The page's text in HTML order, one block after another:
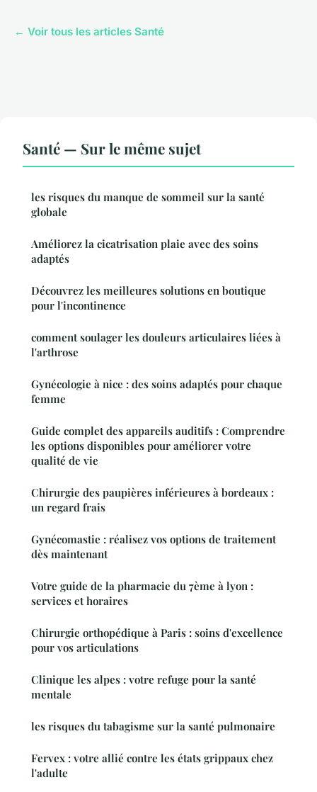
← Voir tous les articles Santé
Santé — Sur le même sujet
les risques du manque de sommeil sur la santé
globale
Améliorez la cicatrisation plaie avec des soins
adaptés
Découvrez les meilleures solutions en boutique
pour l'incontinence
comment soulager les douleurs articulaires liées à
l'arthrose
Gynécologie à nice : des soins adaptés pour chaque
femme
Guide complet des appareils auditifs : Comprendre
les options disponibles pour améliorer votre
qualité de vie
Chirurgie des paupières inférieures à bordeaux :
un regard frais
Gynécomastie : réalisez vos options de traitement
dès maintenant
Votre guide de la pharmacie du 7ème à lyon :
services et horaires
Chirurgie orthopédique à Paris : soins d'excellence
pour vos articulations
Clinique les alpes : votre refuge pour la santé
mentale
les risques du tabagisme sur la santé pulmonaire
Fervex : votre allié contre les états grippaux chez
l'adulte